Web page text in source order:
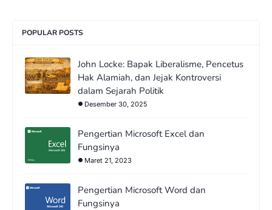
POPULAR POSTS
John Locke: Bapak Liberalisme, Pencetus
Hak Alamiah, dan Jejak Kontroversi
dalam Sejarah Politik
Desember 30, 2025
Pengertian Microsoft Excel dan
Fungsinya
Maret 21, 2023
Pengertian Microsoft Word dan
Fungsinya